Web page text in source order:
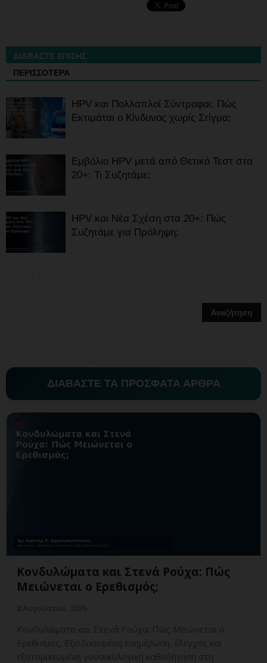
ΔΙΑΒΑΣΤΕ ΕΠΙΣΗΣ
ΠΕΡΙΣΣΟΤΕΡΑ
HPV και Πολλαπλοί Σύντροφοι: Πώς
Εκτιμάται ο Κίνδυνος χωρίς Στίγμα;
Εμβόλιο HPV μετά από Θετικό Τεστ στα
20+: Τι Συζητάμε;
HPV και Νέα Σχέση στα 20+: Πώς
Συζητάμε για Πρόληψη;
ΔΙΑΒΑΣΤΕ ΤΑ ΠΡΟΣΦΑΤΑ ΑΡΘΡΑ
Κονδυλώματα και Στενά Ρούχα: Πώς
Μειώνεται ο Ερεθισμός;
Κονδυλώματα και Στενά Ρούχα: Πώς Μειώνεται ο
Ερεθισμός; Εξειδικευμένη ενημέρωση, έλεγχος και
εξατομικευμένη γυναικολογική καθοδήγηση στη